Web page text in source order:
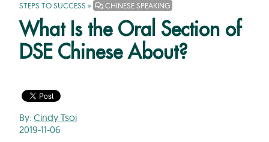
STEPS TO SUCCESS » CHINESE SPEAKING
What Is the Oral Section of
DSE Chinese About?
By: Cindy Tsoi
2019-11-06